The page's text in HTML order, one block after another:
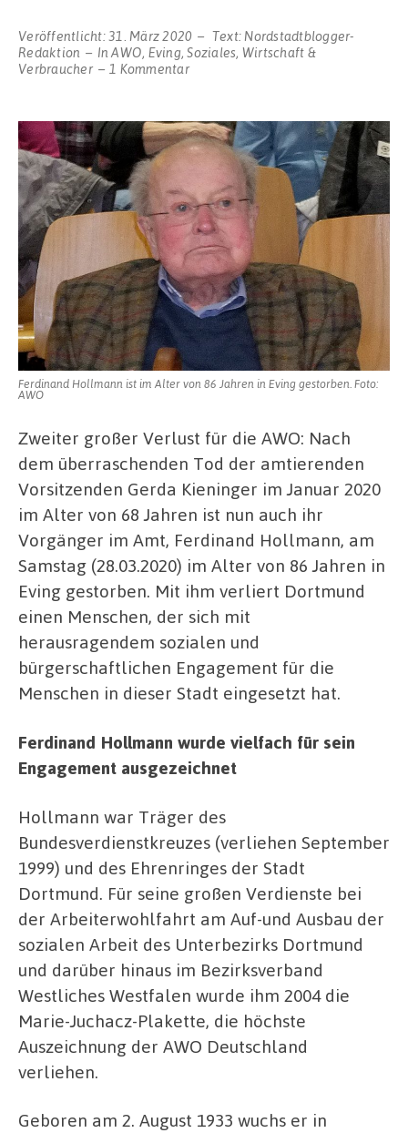
Veröffentlicht:31. März 2020 Text: Nordstadtblogger-
Redaktion
InAWO, Eving,Soziales, Wirtschaft &
Verbraucher
1 Kommentarzu
Hollmann:
Der
Kämpfer
für
soziale
Arbeit
in
Dortmund
starb
im
Alter
von
86
Jahren
in
Eving
Ferdinand Hollmann ist im Alter von 86 Jahren in Eving gestorben. Foto:
AWO
Zweiter großer Verlust für die AWO: Nach
dem überraschenden Tod der amtierenden
Vorsitzenden Gerda Kieninger im Januar 2020
im Alter von 68 Jahren ist nun auch ihr
Vorgänger im Amt, Ferdinand Hollmann, am
Samstag (28.03.2020) im Alter von 86 Jahren in
Eving gestorben. Mit ihm verliert Dortmund
einen Menschen, der sich mit
herausragendem sozialen und
bürgerschaftlichen Engagement für die
Menschen in dieser Stadt eingesetzt hat.
Ferdinand Hollmann wurde vielfach für sein
Engagement ausgezeichnet
Hollmann war Träger des
Bundesverdienstkreuzes (verliehen September
1999) und des Ehrenringes der Stadt
Dortmund. Für seine großen Verdienste bei
der Arbeiterwohlfahrt am Auf-und Ausbau der
sozialen Arbeit des Unterbezirks Dortmund
und darüber hinaus im Bezirksverband
Westliches Westfalen wurde ihm 2004 die
Marie-Juchacz-Plakette, die höchste
Auszeichnung der AWO Deutschland
verliehen.
Geboren am 2. August 1933 wuchs er in